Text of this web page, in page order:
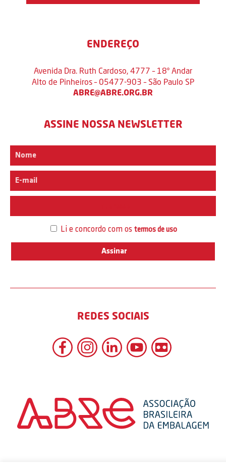
ENDEREÇO
Avenida Dra. Ruth Cardoso, 4777 – 18º Andar
Alto de Pinheiros – 05477-903 – São Paulo SP
ABRE@ABRE.ORG.BR
ASSINE NOSSA NEWSLETTER
Li e concordo com os termos de uso
REDES SOCIAIS